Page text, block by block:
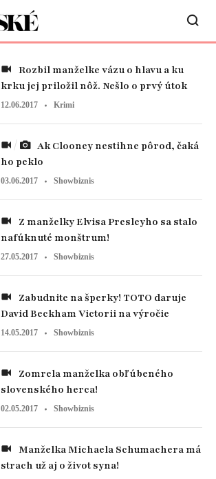
krku jej priložil nôž. Nešlo o prvý útok
12.06.2017 Krimi
ho peklo
03.06.2017 Showbiznis
nafúknuté monštrum!
27.05.2017 Showbiznis
David Beckham Victorii na výročie
14.05.2017 Showbiznis
slovenského herca!
02.05.2017 Showbiznis
strach už aj o život syna!